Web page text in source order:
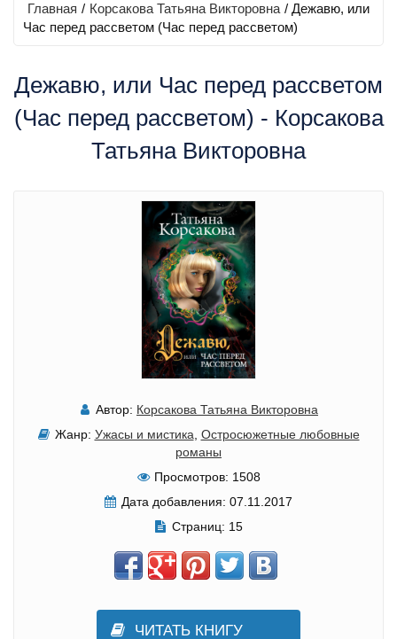
Главная / Корсакова Татьяна Викторовна / Дежавю, или
Час перед рассветом (Час перед рассветом)
Дежавю, или Час перед рассветом
(Час перед рассветом) - Корсакова
Татьяна Викторовна
Автор: Корсакова Татьяна Викторовна
Жанр: Ужасы и мистика Остросюжетные любовные
романы
Просмотров: 1508
Дата добавления: 07.11.2017
Страниц: 15
ЧИТАТЬ КНИГУ